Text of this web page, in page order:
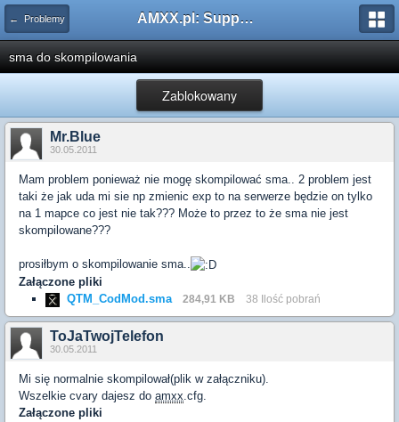
← Problemy AMXX.pl: Support AMX Mod X i SourceMod
sma do skompilowania
Zablokowany
Mr.Blue
30.05.2011
Mam problem ponieważ nie mogę skompilować sma.. 2 problem jest
taki że jak uda mi sie np zmienic exp to na serwerze będzie on tylko
na 1 mapce co jest nie tak??? Może to przez to że sma nie jest
skompilowane???
prosiłbym o skompilowanie sma..
Załączone pliki
QTM_CodMod.sma
284,91 KB 38 Ilość pobrań
ToJaTwojTelefon
30.05.2011
Mi się normalnie skompilował(plik w załączniku).
Wszelkie cvary dajesz do amxx.cfg.
Załączone pliki